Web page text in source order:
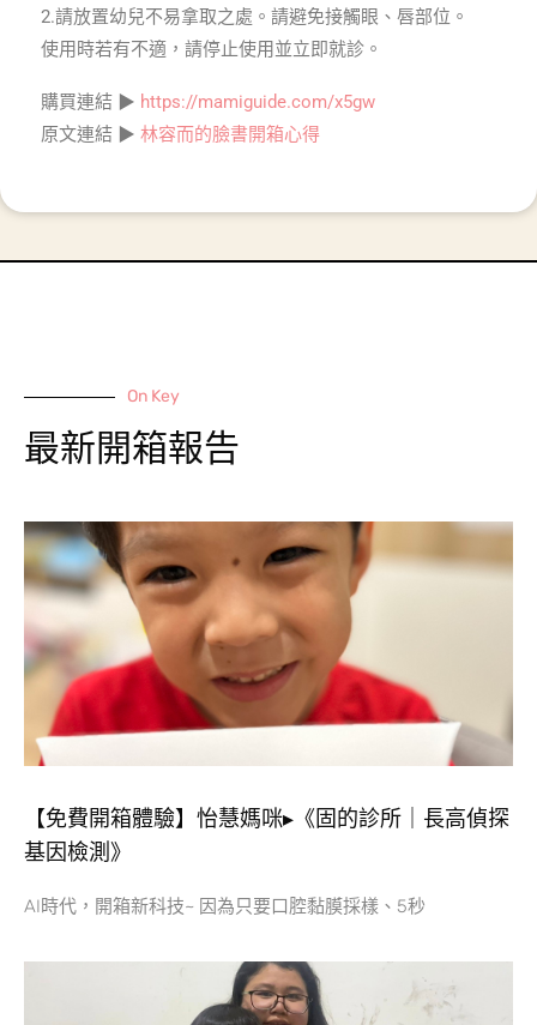
2.請放置幼兒不易拿取之處。請避免接觸眼、唇部位。
使用時若有不適，請停止使用並立即就診。
購買連結 ▶ https://mamiguide.com/x5gw
原文連結 ▶ 林容而的臉書開箱心得
On Key
最新開箱報告
【免費開箱體驗】怡慧媽咪▸《固的診所｜長高偵探
基因檢測》
AI時代，開箱新科技~ 因為只要口腔黏膜採樣、5秒